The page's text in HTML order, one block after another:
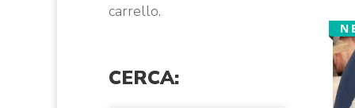
carrello.
CERCA: